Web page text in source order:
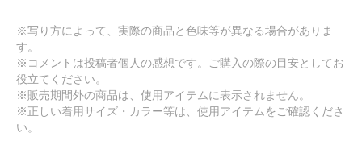
※写り方によって、実際の商品と色味等が異なる場合がありま
す。
※コメントは投稿者個人の感想です。ご購入の際の目安としてお
役立てください。
※販売期間外の商品は、使用アイテムに表示されません。
※正しい着用サイズ・カラー等は、使用アイテムをご確認くださ
い。